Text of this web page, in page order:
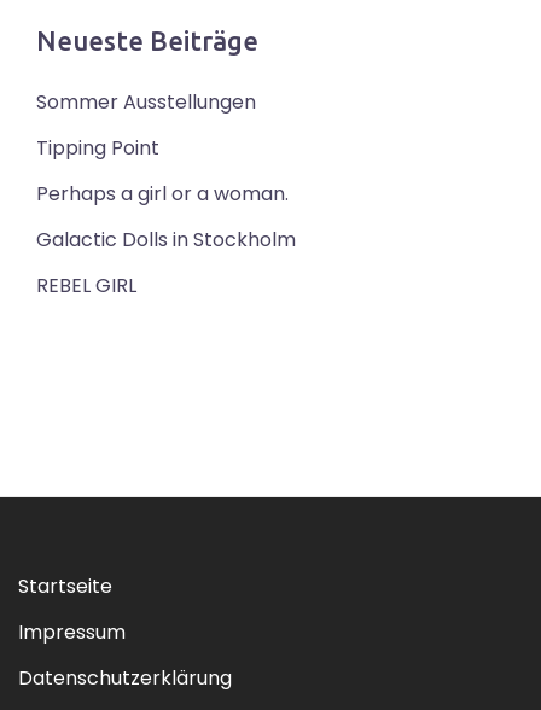
Neueste Beiträge
Sommer Ausstellungen
Tipping Point
Perhaps a girl or a woman.
Galactic Dolls in Stockholm
REBEL GIRL
Startseite
Impressum
Datenschutzerklärung